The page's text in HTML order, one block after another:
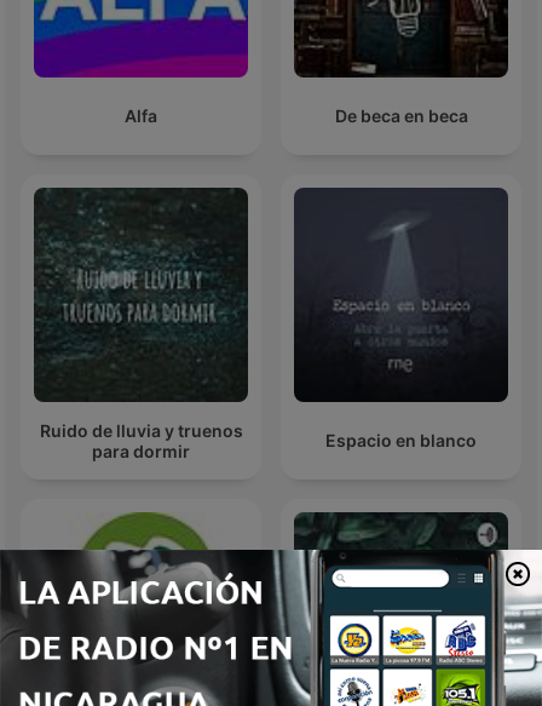
Alfa De beca en beca
Ruido de lluvia y truenos
para dormir
Espacio en blanco